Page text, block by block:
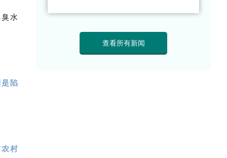
水
陷
村
查看所有新闻